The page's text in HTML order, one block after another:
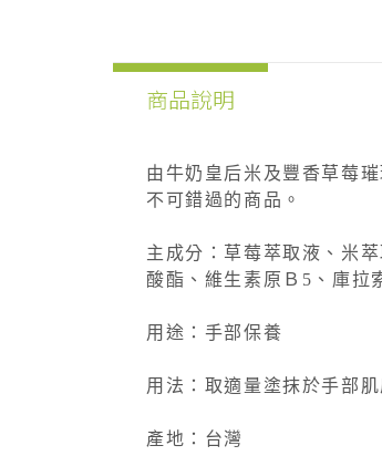
商品說明
由牛奶皇后米及豐香草莓
不可錯過的商品。
主成分：草莓萃取液、米
酸酯、維生素原Ｂ5、庫拉
用途：手部保養
用法：取適量塗抹於手部肌
產地：台灣